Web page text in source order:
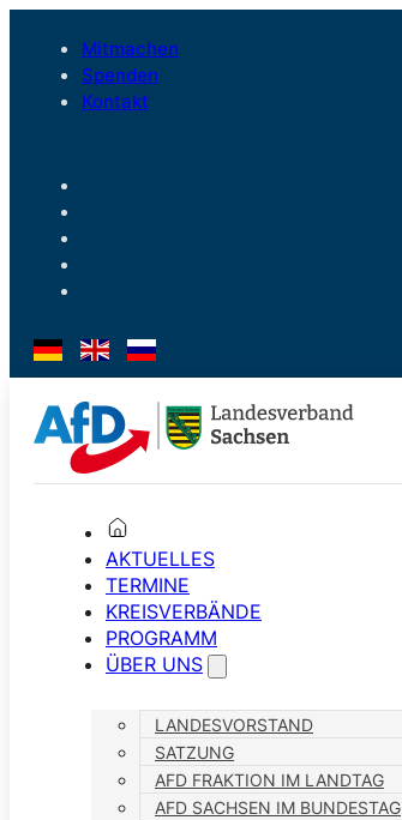
Mitmachen
Spenden
Kontakt
AKTUELLES
TERMINE
KREISVERBÄNDE
PROGRAMM
ÜBER UNS
LANDESVORSTAND
SATZUNG
AFD FRAKTION IM LANDTAG
AFD SACHSEN IM BUNDESTAG